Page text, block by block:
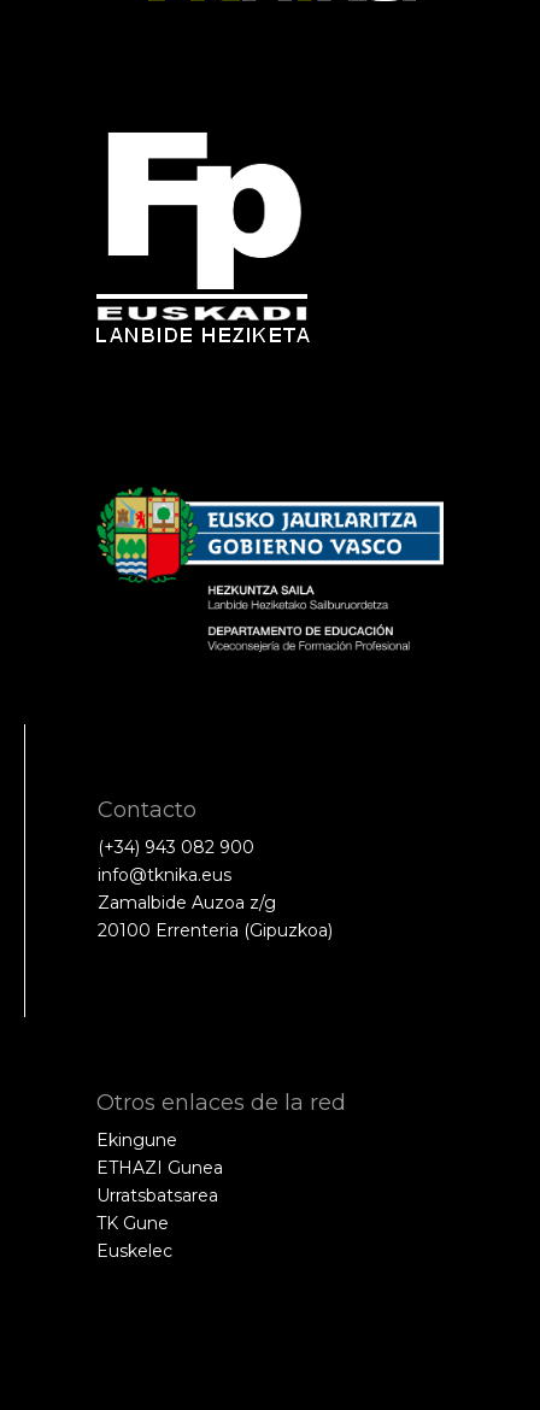
Contacto
(+34) 943 082 900
info@tknika.eus
Zamalbide Auzoa z/g
20100 Errenteria (Gipuzkoa)
Otros enlaces de la red
Ekingune
ETHAZI Gunea
Urratsbatsarea
TK Gune
Euskelec